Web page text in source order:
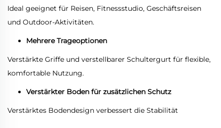
Ideal geeignet für Reisen, Fitnessstudio, Geschäftsreisen
und Outdoor-Aktivitäten.
Mehrere Trageoptionen
Verstärkte Griffe und verstellbarer Schultergurt für flexible,
komfortable Nutzung.
Verstärkter Boden für zusätzlichen Schutz
Verstärktes Bodendesign verbessert die Stabilität